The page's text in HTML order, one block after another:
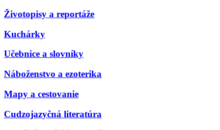
Životopisy a reportáže
Kuchárky
Učebnice a slovníky
Náboženstvo a ezoterika
Mapy a cestovanie
Cudzojazyčná literatúra